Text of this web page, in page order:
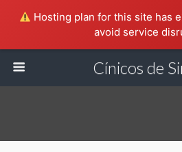
Hosting plan for this site has
avoid service
Cínicos de